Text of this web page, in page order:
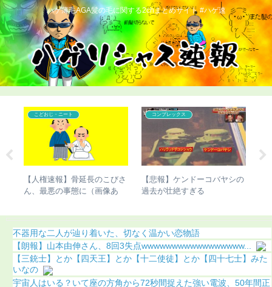
ハゲ薄毛AGA髪の毛に関する2chまとめサイト #ハゲ速
こどおじ・ニート
【人権速報】骨延長のこびさ
ん、最悪の事態に（画像あ
コンプレックス
【悲報】ケンドーコバヤシの
過去が壮絶すぎる
不器用な二人が辿り着いた、切なく温かい恋物語
【朗報】山本由伸さん、8回3失点wwwwwwwwwwwwwwwww...
【三銃士】とか【四天王】とか【十二使徒】とか【四十七士】みた
いなの
宇宙人はいる？いて座の方角から72秒間捉えた強い電波、50年間正